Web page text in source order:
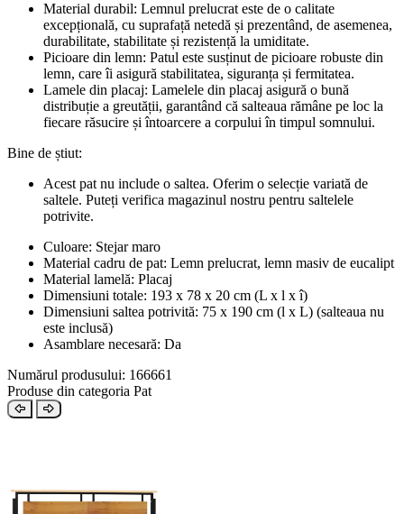
Material durabil: Lemnul prelucrat este de o calitate
excepțională, cu suprafață netedă și prezentând, de asemenea,
durabilitate, stabilitate și rezistență la umiditate.
Picioare din lemn: Patul este susținut de picioare robuste din
lemn, care îi asigură stabilitatea, siguranța și fermitatea.
Lamele din placaj: Lamelele din placaj asigură o bună
distribuție a greutății, garantând că salteaua rămâne pe loc la
fiecare răsucire și întoarcere a corpului în timpul somnului.
Bine de știut:
Acest pat nu include o saltea. Oferim o selecție variată de
saltele. Puteți verifica magazinul nostru pentru saltelele
potrivite.
Culoare: Stejar maro
Material cadru de pat: Lemn prelucrat, lemn masiv de eucalipt
Material lamelă: Placaj
Dimensiuni totale: 193 x 78 x 20 cm (L x l x î)
Dimensiuni saltea potrivită: 75 x 190 cm (l x L) (salteaua nu
este inclusă)
Asamblare necesară: Da
Numărul produsului: 166661
Produse din categoria Pat